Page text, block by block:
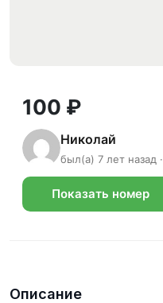
100 ₽
Николай
был(а) 7 лет назад
Показать номер
Описание